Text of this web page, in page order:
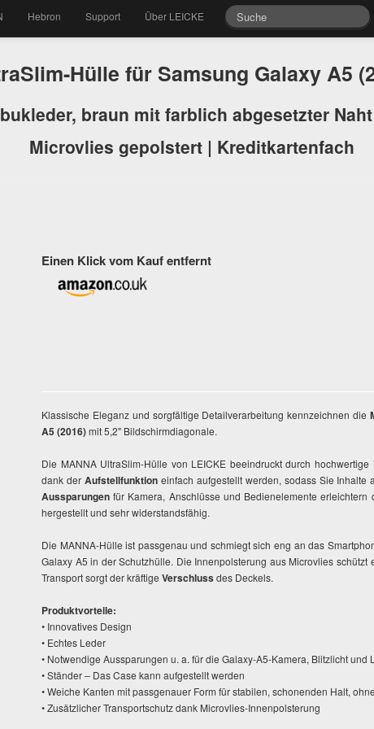
Hebron Support Über LEICKE
Hülle für Samsung Galaxy A5
braun mit farblich abgesetzter
Microvlies gepolstert | Kreditkartenfach
Einen Klick vom Kauf entfernt
Klassische Eleganz und sorgfältige Detailverarbeitung kennzeichnen die
A5 (2016)mit 5,2" Bildschirmdiagonale.
Die MANNA UltraSlim-Hülle von LEICKE beeindruckt durch
dank der Aufstellfunktioneinfach aufgestellt werden, sodass Sie Inhalte
Aussparungen für Kamera, Anschlüsse und Bedienelemente
hergestellt und sehr widerstandsfähig.
Die MANNA-Hülle ist passgenau und schmiegt sich eng an das
Galaxy A5 in der Schutzhülle. Die Innenpolsterung aus Microvlies
Transport sorgt der kräftige Verschluss des Deckels.
Produktvorteile:
• Innovatives Design
• Echtes Leder
• Notwendige Aussparungen u. a. für die Galaxy-A5-Kamera, Blitzlicht und
• Ständer – Das Case kann aufgestellt werden
• Weiche Kanten mit passgenauer Form für stabilen, schonenden Halt,
• Zusätzlicher Transportschutz dank Microvlies-Innenpolsterung